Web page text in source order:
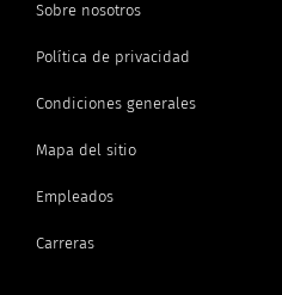
Sobre nosotros
Política de privacidad
Condiciones generales
Mapa del sitio
Empleados
Carreras